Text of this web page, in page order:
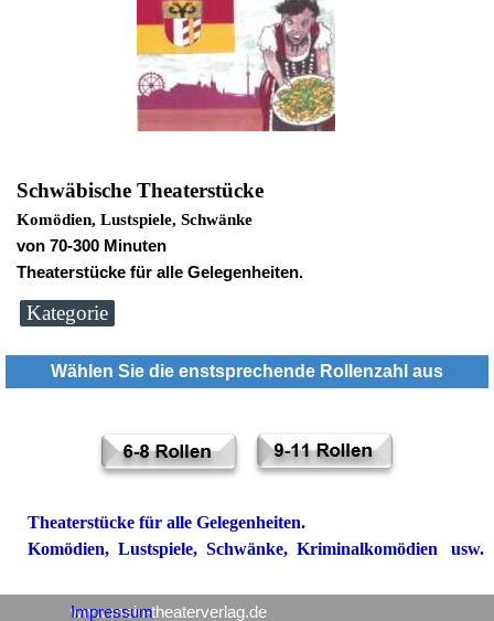
Schwäbische Theaterstücke
Komödien, Lustspiele, Schwänke
von 70-300 Minuten
Theaterstücke für alle Gelegenheiten.
Kategorie
Wählen Sie die enstsprechende Rollenzahl aus
Theaterstücke für alle Gelegenheiten.
Komödien, Lustspiele, Schwänke, Kriminalkomödien usw.
www.mein-theaterverlag.de
Impressum